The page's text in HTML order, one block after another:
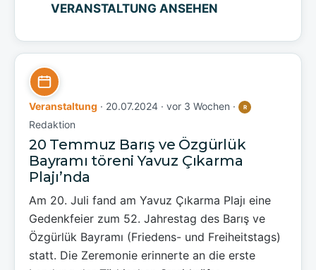
VERANSTALTUNG ANSEHEN
Veranstaltung · 20.07.2024 · vor 3 Wochen · R
Redaktion
20 Temmuz Barış ve Özgürlük
Bayramı töreni Yavuz Çıkarma
Plajı’nda
Am 20. Juli fand am Yavuz Çıkarma Plajı eine
Gedenkfeier zum 52. Jahrestag des Barış ve
Özgürlük Bayramı (Friedens- und Freiheitstags)
statt. Die Zeremonie erinnerte an die erste